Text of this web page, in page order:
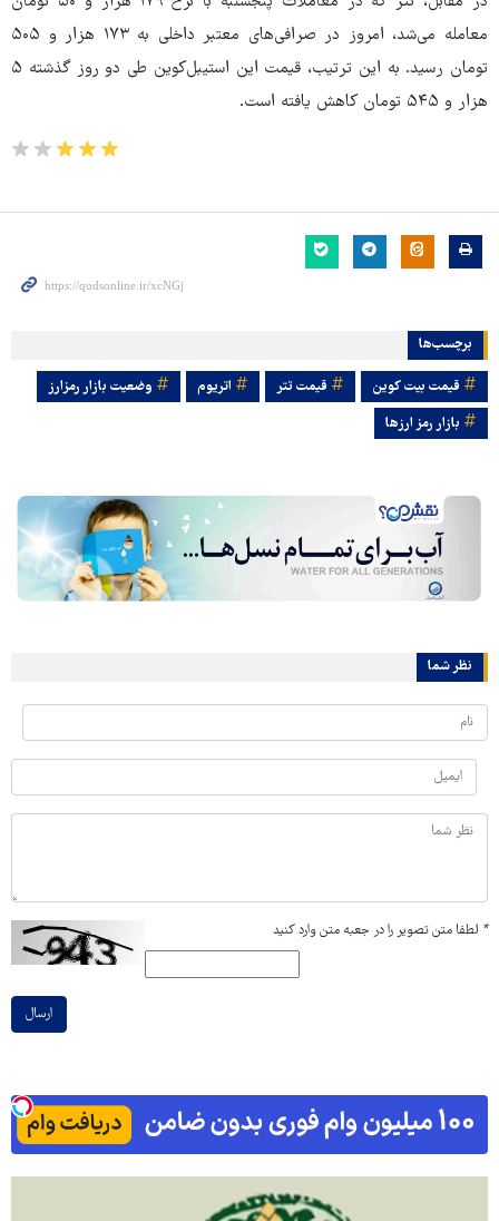
معامله می‌شد، امروز در صرافی‌های معتبر داخلی به ۱۷۳ هزار و ۵۰۵
تومان رسید. به این ترتیب، قیمت این استیبل‌کوین طی دو روز گذشته ۵
هزار و ۵۴۵ تومان کاهش یافته است.
برچسب‌ها
قیمت بیت کوین قیمت تتر اتریوم
وضعیت بازار رمزارز
بازار رمز ارزها
نظر شما
* لطفا متن تصویر را در جعبه متن وارد کنید
ارسال